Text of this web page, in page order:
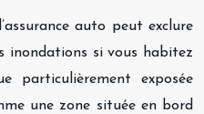
auto peut exclure
inondations si vous habitez
particulièrement exposée
une zone située en bord